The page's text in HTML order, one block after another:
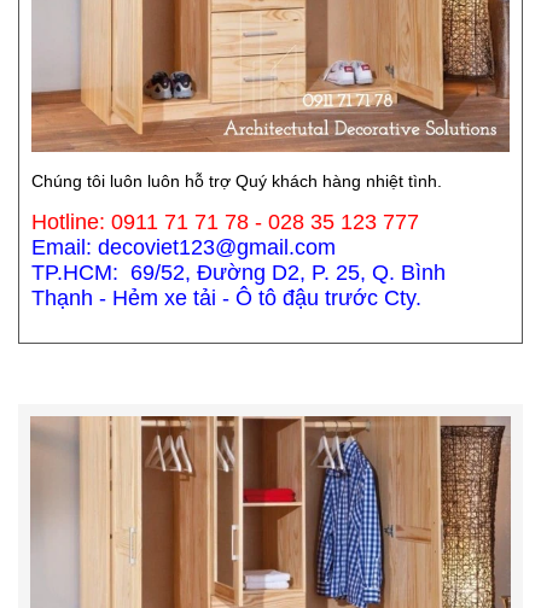
Chúng tôi luôn luôn hỗ trợ Quý khách hàng nhiệt tình.
Hotline: 0911 71 71 78 - 028 35 123 777
Email: decoviet123@gmail.com
TP.HCM: 69/52, Đường D2, P. 25, Q. Bình
Thạnh - Hẻm xe tải - Ô tô đậu trước Cty.